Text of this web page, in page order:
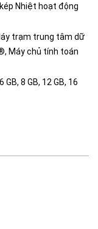
kép Nhiệt hoạt động
trạm trung tâm dữ
Máy chủ tính toán
GB, 8 GB, 12 GB, 16